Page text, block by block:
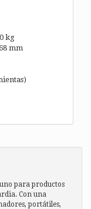
kg
mm
para productos
Con una
portátiles,